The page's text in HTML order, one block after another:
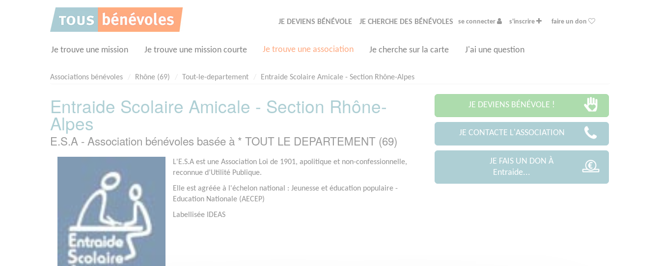
JE DEVIENS BÉNÉVOLE JE CHERCHE DES BÉNÉVOLES se connecter s'inscrire faire un don
Je trouve une mission Je trouve une mission courte Je trouve une association Je cherche sur la carte J'ai une question
Associations bénévoles Rhône (69) Tout-le-departement Entraide Scolaire Amicale - Section Rhône-Alpes
Entraide Scolaire Amicale - Section Rhône-
Alpes
E.S.A - Association bénévoles basée à * TOUT LE DEPARTEMENT (69)
L'E.S.A est une Association Loi de 1901, apolitique et non-confessionnelle,
reconnue d’Utilité Publique.
Elle est agréée à l'échelon national : Jeunesse et éducation populaire -
Education Nationale (AECEP)
Labellisée IDEAS
JE DEVIENS BÉNÉVOLE !
JE CONTACTE L'ASSOCIATION
JE FAIS UN DON À
Entraide...